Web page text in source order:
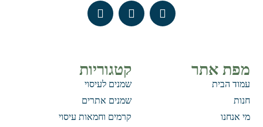
מפת אתר
עמוד הבית
חנות
מי אנחנו
קטגוריות
שמנים לעיסוי
שמנים אתרים
קרמים וחמאות עיסוי